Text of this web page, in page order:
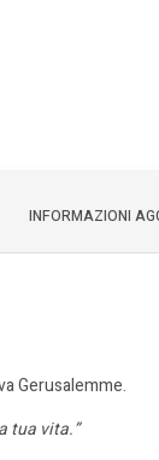
INFORMAZIONI
Gerusalemme.
tua vita.”